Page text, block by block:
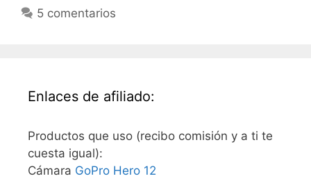
5 comentarios
Enlaces de afiliado:
Productos que uso (recibo comisión y a ti te
cuesta igual):
Cámara GoPro Hero 12